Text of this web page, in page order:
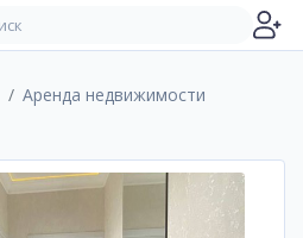
Аренда недвижимости